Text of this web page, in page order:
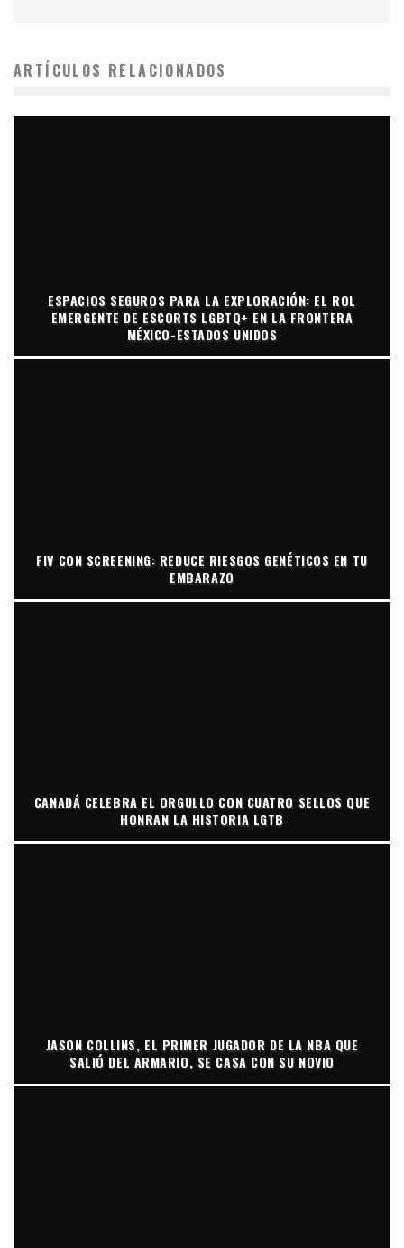
ARTÍCULOS RELACIONADOS
ESPACIOS SEGUROS PARA LA EXPLORACIÓN: EL ROL
EMERGENTE DE ESCORTS LGBTQ+ EN LA FRONTERA
MÉXICO-ESTADOS UNIDOS
FIV CON SCREENING: REDUCE RIESGOS GENÉTICOS EN TU
EMBARAZO
CANADÁ CELEBRA EL ORGULLO CON CUATRO SELLOS QUE
HONRAN LA HISTORIA LGTB
JASON COLLINS, EL PRIMER JUGADOR DE LA NBA QUE
SALIÓ DEL ARMARIO, SE CASA CON SU NOVIO